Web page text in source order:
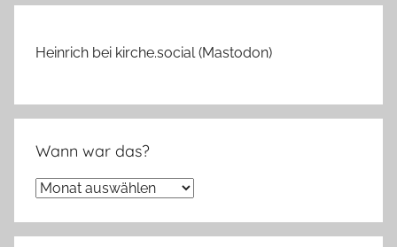
Heinrich bei kirche.social (Mastodon)
Wann war das?
Wann
das?